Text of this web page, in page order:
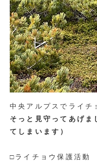
中央アルプスでライチ
そっと見守ってあげま
てしまいます）
□ライチョウ保護活動